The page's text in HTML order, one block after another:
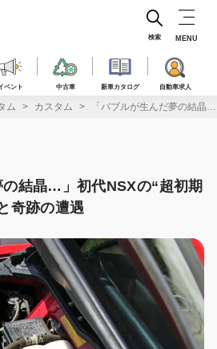
ベント 中古車 新車カタログ 自動車求人
検索 MENU
ム カスタム 「バブルが生んだ夢の結晶
の結晶…」初代NSXの“超初期
奇跡の遭遇